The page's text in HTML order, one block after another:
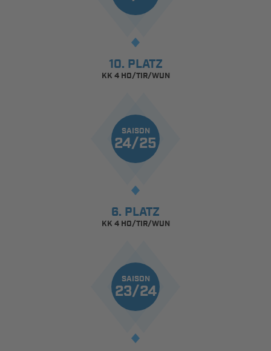
10. PLATZ
KK 4 HO/TIR/WUN
SAISON
24/25
6. PLATZ
KK 4 HO/TIR/WUN
SAISON
23/24